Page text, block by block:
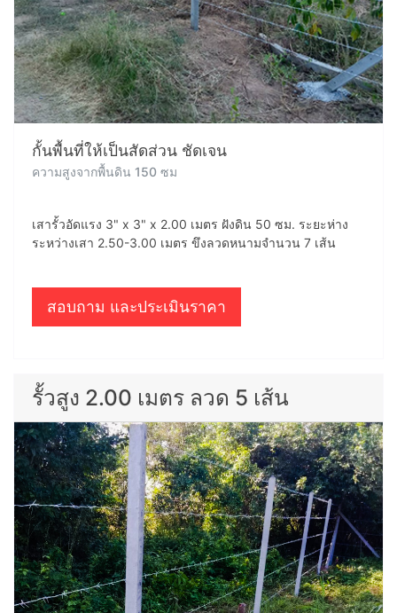
กั้นพื้นที่ให้เป็นสัดส่วน ชัดเจน
ความสูงจากพื้นดิน 150 ซม
เสารั้วอัดแรง 3" x 3" x 2.00 เมตร ฝังดิน 50 ซม. ระยะห่าง
ระหว่างเสา 2.50-3.00 เมตร ขึงลวดหนามจำนวน 7 เส้น
สอบถาม และประเมินราคา
รั้วสูง 2.00 เมตร ลวด 5 เส้น